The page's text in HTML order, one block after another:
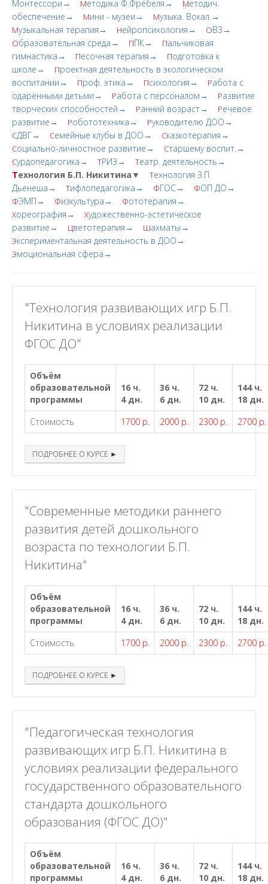
Монтессори→ Методика Ф.Фрёбеля→ Методич.
обеспечение→
Мини - музеи→ Музыка. Вокал.→
Музыкальная терапия→ Нейропсихология→ ОВЗ→
Образовательная среда→ ППК→ Пальчиковая
гимнастика→
Песочная терапия→ Подготовка к
школе→
Проектная деятельность в экологическом
воспитании→
Проф. этика→ Психология→ Работа с
одарёнными детьми→
Работа с персоналом→ Развитие
творческих cпoсобностей→
Ранний возраст→ Речевое
развитие→
Робототехника→ Руководителю ДОО→
СДВГ→ Семейные клубы в ДОО→ Сказкотерапия→
Социально-личностное развитие→ Старшему воспит.→
Сурдопедагогика→ ТРИЗ→ Театр. деятельность→
Технология Б.П. Никитина▼ Технология З.П.
Дьенеша→
Тифлопедагогика→ ФГОС→ ФОП ДО→
ФЭМП→ Физкультура→ Фототерапия→
Хореография→ Художественно-эстетическое
развитие→
Цветотерапия→ Шахматы→
Экспериментальная деятельность в ДОО→
Эмоциональная сфера→
"Технология развивающих игр Б.П.
Никитина в условиях реализации
ФГОС ДО"
Объём
образовательной
программы
16 ч.
4 дн.
36 ч.
6 дн.
72 ч.
10 дн.
144 ч.
18 дн.
Стоимость
1700 р. 2000 р. 2300 р. 2700 р.
ПОДРОБНЕЕ О КУРСЕ ►
"Современные методики раннего
развития детей дошкольного
возраста по технологии Б.П.
Никитина"
Объём
образовательной
программы
16 ч.
4 дн.
36 ч.
6 дн.
72 ч.
10 дн.
144 ч.
18 дн.
Стоимость
1700 р. 2000 р. 2300 р. 2700 р.
ПОДРОБНЕЕ О КУРСЕ ►
"Педагогическая технология
развивающих игр Б.П. Никитина в
условиях реализации федерального
государственного образовательного
стандарта дошкольного
образования (ФГОС ДО)"
Объём
образовательной
программы
16 ч.
4 дн.
36 ч.
6 дн.
72 ч.
10 дн.
144 ч.
18 дн.